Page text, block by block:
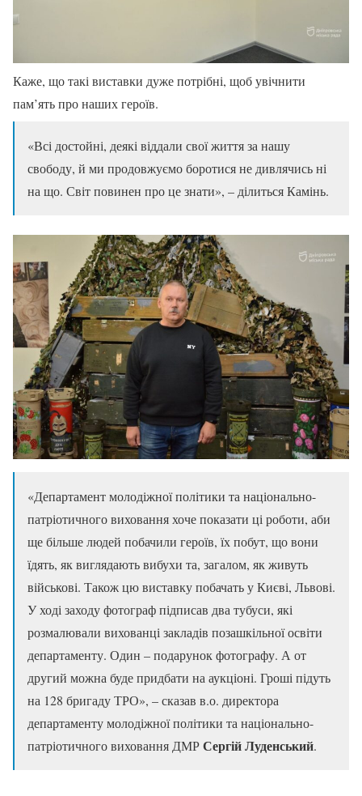
Каже, що такі виставки дуже потрібні, щоб увічнити
пам’ять про наших героїв.
«Всі достойні, деякі віддали свої життя за нашу
свободу, й ми продовжуємо боротися не дивлячись ні
на що. Світ повинен про це знати», – ділиться Камінь.
«Департамент молодіжної політики та національно-
патріотичного виховання хоче показати ці роботи, аби
ще більше людей побачили героїв, їх побут, що вони
їдять, як виглядають вибухи та, загалом, як живуть
військові. Також цю виставку побачать у Києві, Львові.
У ході заходу фотограф підписав два тубуси, які
розмалювали вихованці закладів позашкільної освіти
департаменту. Один – подарунок фотографу. А от
другий можна буде придбати на аукціоні. Гроші підуть
на 128 бригаду ТРО», – сказав в.о. директора
департаменту молодіжної політики та національно-
патріотичного виховання ДМРСергій Луденський.